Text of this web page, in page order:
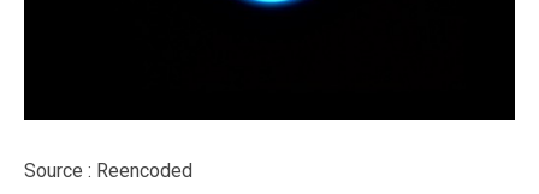
Source : Reencoded